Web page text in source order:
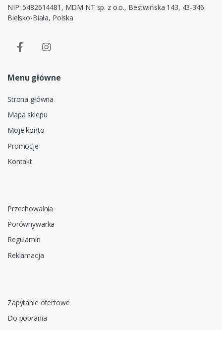
NIP: 5482614481, MDM NT sp. z o.o., Bestwińska 143, 43-346
Bielsko-Biała, Polska
Menu główne
Strona główna
Mapa sklepu
Moje konto
Promocje
Kontakt
Przechowalnia
Porównywarka
Regulamin
Reklamacja
Zapytanie ofertowe
Do pobrania